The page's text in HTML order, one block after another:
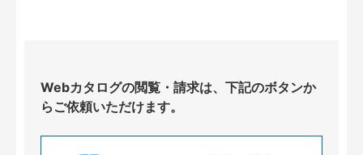
Webカタログの閲覧・請求は、下記のボタンか
らご依頼いただけます。